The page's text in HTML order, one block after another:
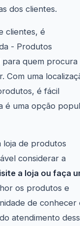
dos clientes.
clientes, é
- Produtos
para quem procura
Com uma
é fácil
é uma opção
loja de produtos
considerar a
a loja ou faça
os produtos e
de conhecer
atendimento